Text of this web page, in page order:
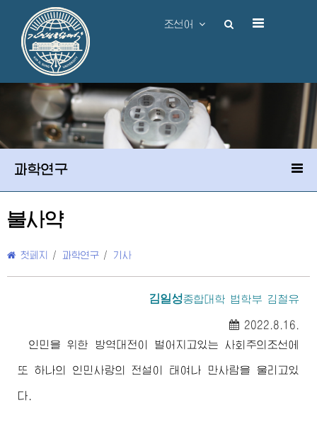
조선어
과학연구
불사약
첫페지 / 과학연구 / 기사
김일성종합대학 법학부 김철유
2022.8.16.
인민을 위한 방역대전이 벌어지고있는 사회주의조선에
또 하나의 인민사랑의 전설이 태여나 만사람을 울리고있
다.